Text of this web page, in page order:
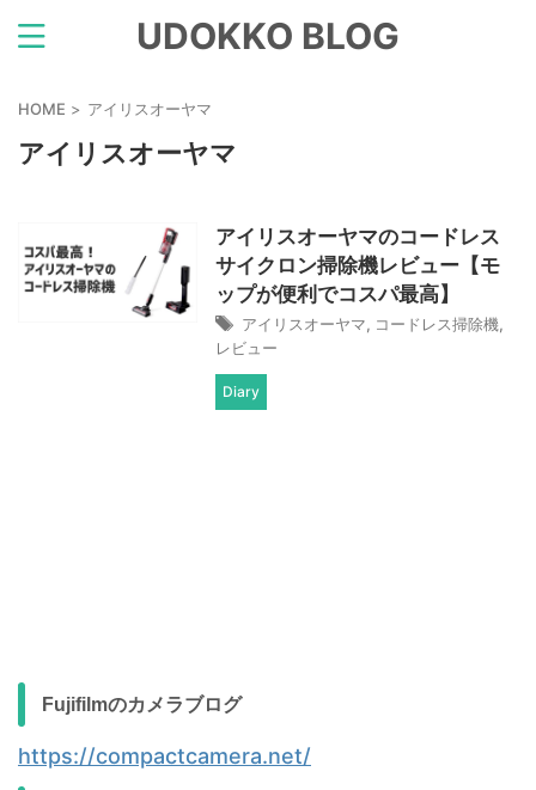
UDOKKO BLOG
HOME > アイリスオーヤマ
アイリスオーヤマ
アイリスオーヤマのコードレス
サイクロン掃除機レビュー【モ
ップが便利でコスパ最高】
アイリスオーヤマ, コードレス掃除機,
レビュー
Diary
Fujifilmのカメラブログ
https://compactcamera.net/